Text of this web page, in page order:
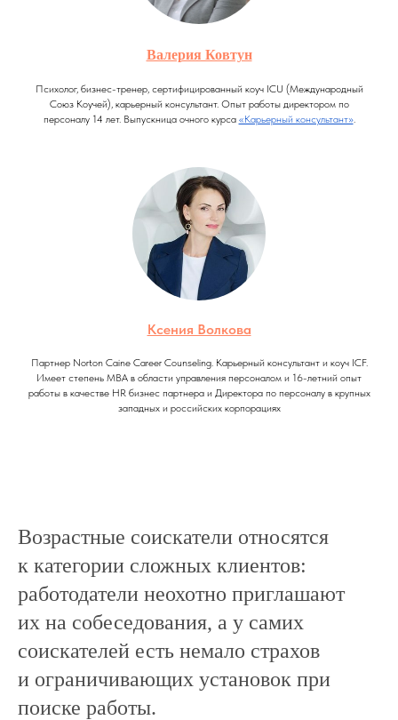
Валерия Ковтун
Психолог, бизнес-тренер, сертифицированный коуч ICU (Международный
Союз Коучей), карьерный консультант. Опыт работы директором по
персоналу 14 лет. Выпускница очного курса «Карьерный консультант».
Ксения Волкова
Партнер Norton Caine Career Counseling. Карьерный консультант и коуч ICF.
Имеет степень МВА в области управления персоналом и 16-летний опыт
работы в качестве HR бизнес партнера и Директора по персоналу в крупных
западных и российских корпорациях
Возрастные соискатели относятся
к категории сложных клиентов:
работодатели неохотно приглашают
их на собеседования, а у самих
соискателей есть немало страхов
и ограничивающих установок при
поиске работы.